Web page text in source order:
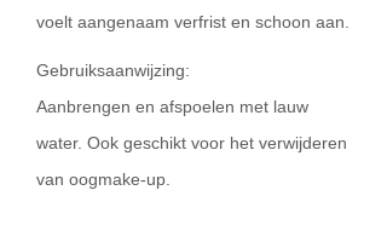
voelt aangenaam verfrist en schoon aan.
Gebruiksaanwijzing:
Aanbrengen en afspoelen met lauw
water. Ook geschikt voor het verwijderen
van oogmake-up.